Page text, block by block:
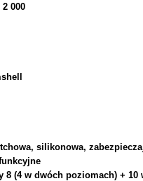
000
silikonowa,
8 (4 w dwóch poziomach) +